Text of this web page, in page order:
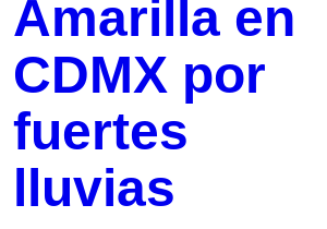
Amarilla en
CDMX por
fuertes
lluvias